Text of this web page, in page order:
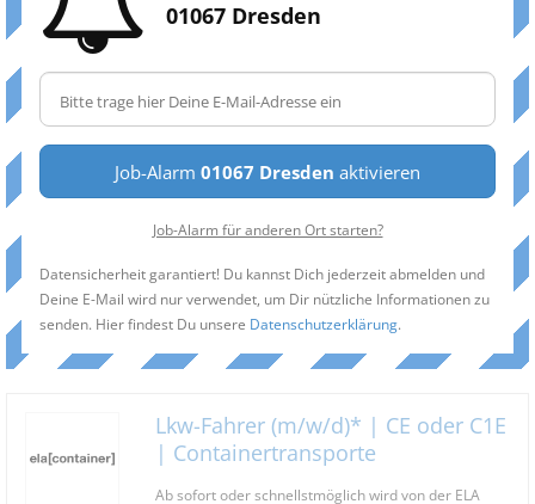
01067 Dresden
Job-Alarm 01067 Dresden aktivieren
Job-Alarm für anderen Ort starten?
Datensicherheit garantiert! Du kannst Dich jederzeit abmelden und
Deine E-Mail wird nur verwendet, um Dir nützliche Informationen zu
senden. Hier findest Du unsere Datenschutzerklärung.
Lkw-Fahrer (m/w/d)* | CE oder C1E
| Containertransporte
Ab sofort oder schnellstmöglich wird von der ELA